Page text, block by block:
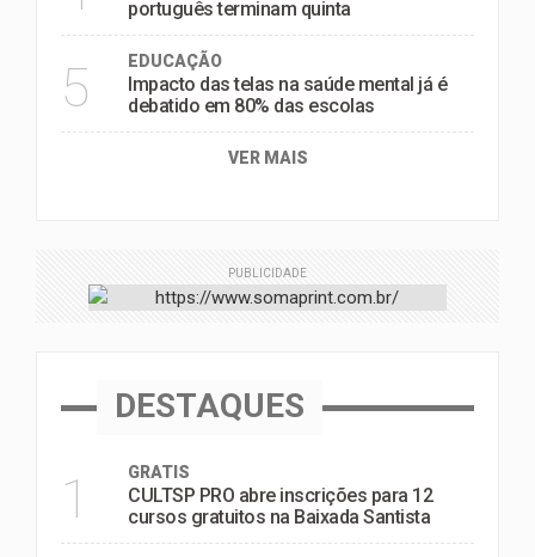
português terminam quinta
5 EDUCAÇÃO
Impacto das telas na saúde mental já é
debatido em 80% das escolas
VER MAIS
PUBLICIDADE
DESTAQUES
1 GRATIS
CULTSP PRO abre inscrições para 12
cursos gratuitos na Baixada Santista